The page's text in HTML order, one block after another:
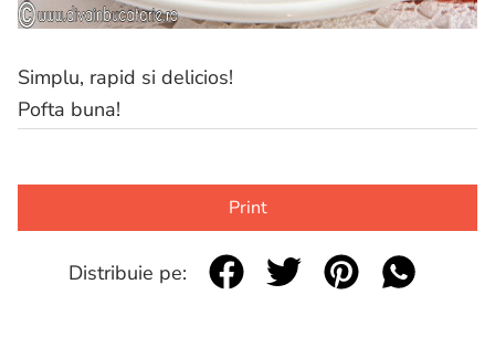
Simplu, rapid si delicios!
Pofta buna!
Print
Distribuie pe: